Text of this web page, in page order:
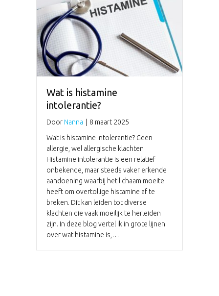
Wat is histamine
intolerantie?
Door Nanna
8 maart 2025
Wat is histamine intolerantie? Geen
allergie, wel allergische klachten
Histamine intolerantie is een relatief
onbekende, maar steeds vaker erkende
aandoening waarbij het lichaam moeite
heeft om overtollige histamine af te
breken. Dit kan leiden tot diverse
klachten die vaak moeilijk te herleiden
zijn. In deze blog vertel ik in grote lijnen
over wat histamine is,…